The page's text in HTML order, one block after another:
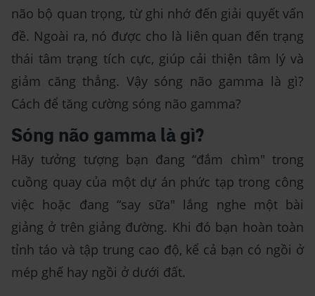
não bộ quan trọng, từ ghi nhớ đến giải quyết vấn
đề. Ngoài ra, nó được cho là liên quan đến trạng
thái tâm trạng tích cực, giúp cải thiện tâm lý và
giảm căng thẳng. Vậy sóng não gamma là gì?
Cách để tăng cường sóng não gamma?
Sóng não gamma là gì?
Hãy tưởng tượng bạn đang “đắm chìm" trong
cuồng quay của một dự án phức tạp trong công
việc hoặc đang “say sữa" lắng nghe một bài
giảng ở trên giảng đường. Khi đó bạn hoàn toàn
tỉnh táo và tập trung cao độ, kể cả bạn có ngồi ở
mép ghế hay ngồi ở dưới đất.